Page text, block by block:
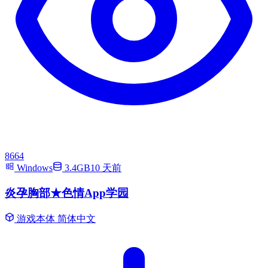
8664
Windows
3.4GB10 天前
炎孕胸部★色情App学园
游戏本体 简体中文